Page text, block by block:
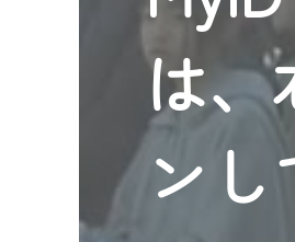
は、
ンし
何卒、ご
※マイペー
※MyIDと
IDはお客
（Gmailや
※マイペ
※CCNet